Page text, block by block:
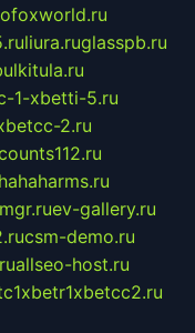
liura.ruglasspb.ru
1-xbetti-5.ru
2.ru
ev-gallery.ru
csm-demo.ru
allseo-host.ru